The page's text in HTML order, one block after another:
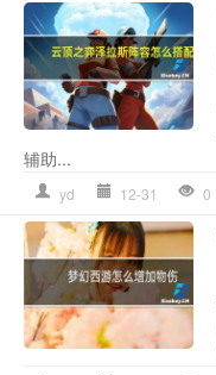
辅助...
yd 12-31 0